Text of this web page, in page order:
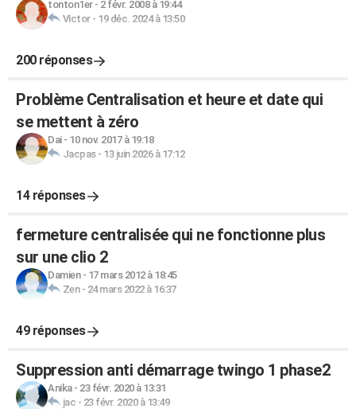
tonton1er- 2 févr. 2008 à 19:44
Victor- 19 déc. 2024 à 13:50
200 réponses
Problème Centralisation et heure et date qui
se mettent à zéro
Dai- 10 nov. 2017 à 19:18
Jacpas- 13 juin 2026 à 17:12
14 réponses
fermeture centralisée qui ne fonctionne plus
sur une clio 2
Damien- 17 mars 2012 à 18:45
Zen- 24 mars 2022 à 16:37
49 réponses
Suppression anti démarrage twingo 1 phase2
Anika- 23 févr. 2020 à 13:31
jac - 23 févr. 2020 à 13:49